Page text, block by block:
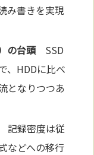
み書きを実現
の台頭SSD
、HDDに比べ
となりつつあ
録密度は従
などへの移行